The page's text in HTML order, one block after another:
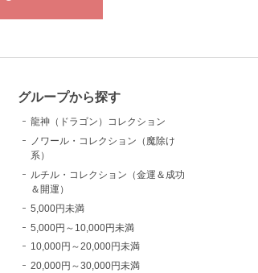
グループから探す
龍神（ドラゴン）コレクション
ノワール・コレクション（魔除け
系）
ルチル・コレクション（金運＆成功
＆開運）
5,000円未満
5,000円～10,000円未満
10,000円～20,000円未満
20,000円～30,000円未満